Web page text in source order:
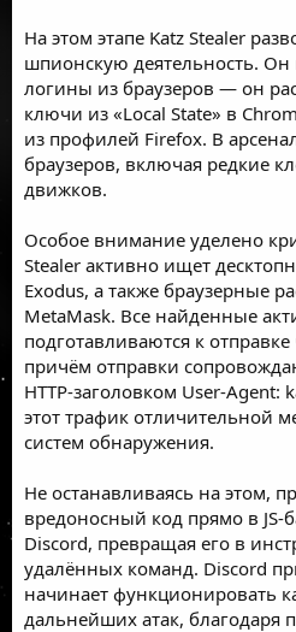
На этом этапе Katz Stealer
шпионскую деятельность. Он
логины из браузеров — он
ключи из «Local State» в
из профилей Firefox. В
браузеров, включая редкие
движков.
Особое внимание уделено
Stealer активно ищет
Exodus, а также браузерные
MetaMask. Все найденные
подготавливаются к отправке
причём отправки
HTTP-заголовком User-Agent:
этот трафик отличительной
систем обнаружения.
Не останавливаясь на этом,
вредоносный код прямо в JS-
Discord, превращая его в
удалённых команд. Discord
начинает функционировать
дальнейших атак, благодаря